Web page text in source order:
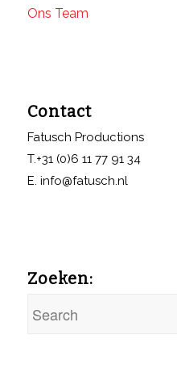
Ons Team
Contact
Fatusch Productions
T.+31 (0)6 11 77 91 34
E. info@fatusch.nl
Zoeken: